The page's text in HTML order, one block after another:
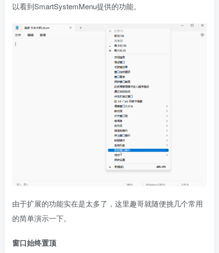
以看到SmartSystemMenu提供的功能。
由于扩展的功能实在是太多了，这里趣哥就随便挑几个常用
的简单演示一下。
窗口始终置顶